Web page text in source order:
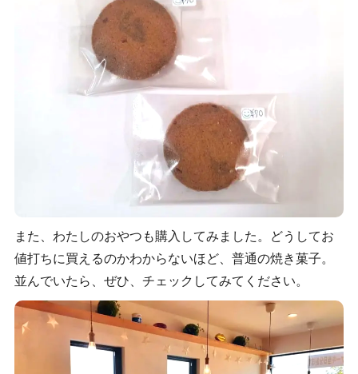
また、わたしのおやつも購入してみました。どうしてお
値打ちに買えるのかわからないほど、普通の焼き菓子。
並んでいたら、ぜひ、チェックしてみてください。